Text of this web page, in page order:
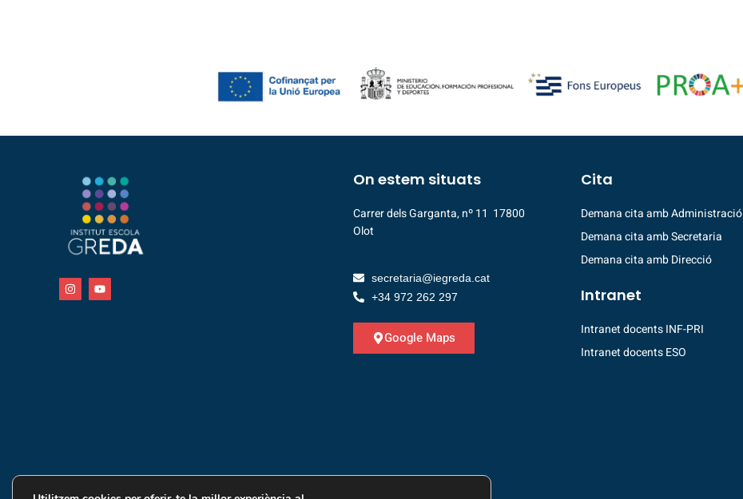
On estem situats
Carrer dels Garganta, nº 11 17800
Olot
secretaria@iegreda.cat
+34 972 262 297
Google Maps
Cita
Demana cita amb Administració
Demana cita amb Secretaria
Demana cita amb Direcció
Intranet
Intranet docents INF-PRI
Intranet docents ESO